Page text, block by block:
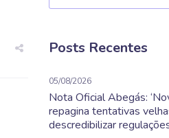
Posts Recentes
05/08/2026
Nota Oficial Abegás:
repagina tentativas
descredibilizar